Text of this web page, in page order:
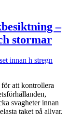
–
stormar
för att kontrollera
svagheter innan
taket på allvar.